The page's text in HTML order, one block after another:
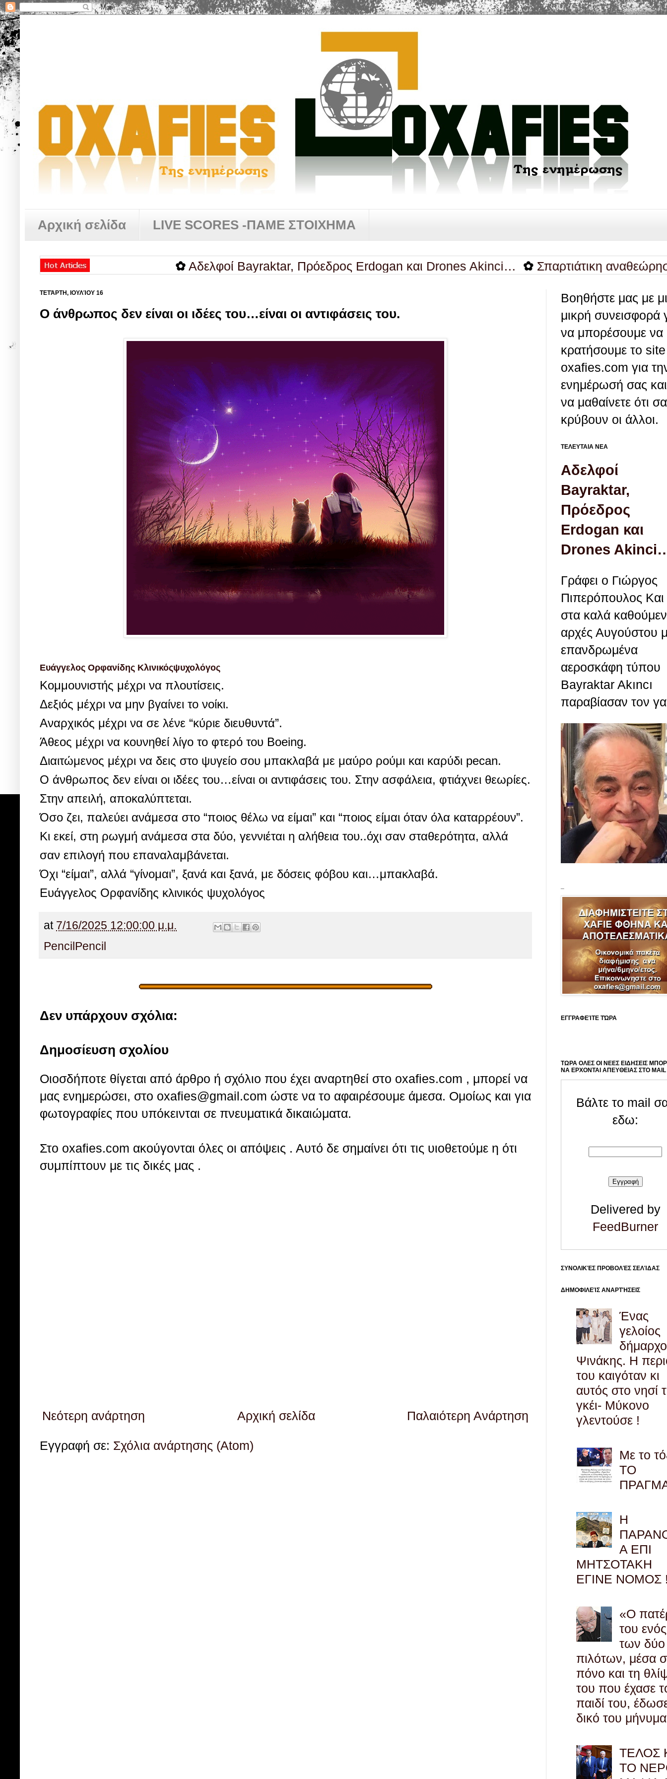
Αρχική σελίδα LIVE SCORES -ΠΑΜΕ ΣΤΟΙΧΗΜΑ
Αδελφοί Bayraktar, Πρόεδρος Erdogan και Drones Akinci… ✿ Σπαρτιάτικη αναθεώρηση ✿
ΤΕΤΆΡΤΗ, ΙΟΥΛΊΟΥ 16
Ο άνθρωπος δεν είναι οι ιδέες του…είναι οι αντιφάσεις του.
Ευάγγελος Ορφανίδης Κλινικόςψυχολόγος
Κομμουνιστής μέχρι να πλουτίσεις.
Δεξιός μέχρι να μην βγαίνει το νοίκι.
Αναρχικός μέχρι να σε λένε “κύριε διευθυντά”.
Άθεος μέχρι να κουνηθεί λίγο το φτερό του Boeing.
Διαιτώμενος μέχρι να δεις στο ψυγείο σου μπακλαβά με μαύρο ρούμι και καρύδι pecan.
Ο άνθρωπος δεν είναι οι ιδέες του…είναι οι αντιφάσεις του. Στην ασφάλεια, φτιάχνει θεωρίες.
Στην απειλή, αποκαλύπτεται.
Όσο ζει, παλεύει ανάμεσα στο “ποιος θέλω να είμαι” και “ποιος είμαι όταν όλα καταρρέουν”.
Κι εκεί, στη ρωγμή ανάμεσα στα δύο, γεννιέται η αλήθεια του..όχι σαν σταθερότητα, αλλά
σαν επιλογή που επαναλαμβάνεται.
Όχι “είμαι”, αλλά “γίνομαι”, ξανά και ξανά, με δόσεις φόβου και…μπακλαβά.
Ευάγγελος Ορφανίδης κλινικός ψυχολόγος
at 7/16/2025 12:00:00 μ.μ.
Pencil Pencil
Δεν υπάρχουν σχόλια:
Δημοσίευση σχολίου
Οιοσδήποτε θίγεται από άρθρο ή σχόλιο που έχει αναρτηθεί στο oxafies.com , μπορεί να
μας ενημερώσει, στο oxafies@gmail.com ώστε να το αφαιρέσουμε άμεσα. Ομοίως και για
φωτογραφίες που υπόκεινται σε πνευματικά δικαιώματα.
Στo oxafies.com ακούγονται όλες οι απόψεις . Αυτό δε σημαίνει ότι τις υιοθετούμε η ότι
συμπίπτουν με τις δικές μας .
Νεότερη ανάρτηση Παλαιότερη Ανάρτηση
Αρχική σελίδα
Εγγραφή σε: Σχόλια ανάρτησης (Atom)
Βοηθήστε μας με
μικρή συνεισφορά
να μπορέσουμε να
κρατήσουμε το site
oxafies.com για
ενημέρωσή σας
να μαθαίνετε ότι
κρύβουν οι άλλοι.
ΤΕΛΕΥΤΑΙΑ ΝΕΑ
Αδελφοί
Bayraktar,
Πρόεδρος
Erdogan και
Drones
Γράφει ο Γιώργος
Πιπερόπουλος Και
στα καλά
αρχές Αυγούστου
επανδρωμένα
αεροσκάφη τύπου
Bayraktar Akıncı
παραβίασαν τον
ΕΓΓΡΑΦΕΊΤΕ ΤΏΡΑ
ΤΩΡΑ ΟΛΕΣ ΟΙ ΝΕΕΣ ΕΙΔΗΣΕΙΣ
ΝΑ ΕΡΧΟΝΤΑΙ ΑΠΕΥΘΕΙΑΣ ΣΤΟ
Βάλτε το mail
εδω:
Delivered by
FeedBurner
ΣΥΝΟΛΙΚΈΣ ΠΡΟΒΟΛΈΣ ΣΕΛΊΔΑΣ
ΔΗΜΟΦΙΛΕΊΣ ΑΝΑΡΤΉΣΕΙΣ
Ένας
γελοίος
Ψινάκης. Η
του καιγόταν κι
αυτός στο νησί
γκέι- Μύκονο
γλεντούσε !
Με το
ΤΟ
Η
Α ΕΠΙ
ΜΗΤΣΟΤΑΚΗ
ΕΓΙΝΕ ΝΟΜΟΣ
«Ο
του
των δύο
πιλότων, μέσα
πόνο και τη
του που έχασε
παιδί του,
δικό του μήνυμα
ΤΕΛΟΣ
ΤΟ